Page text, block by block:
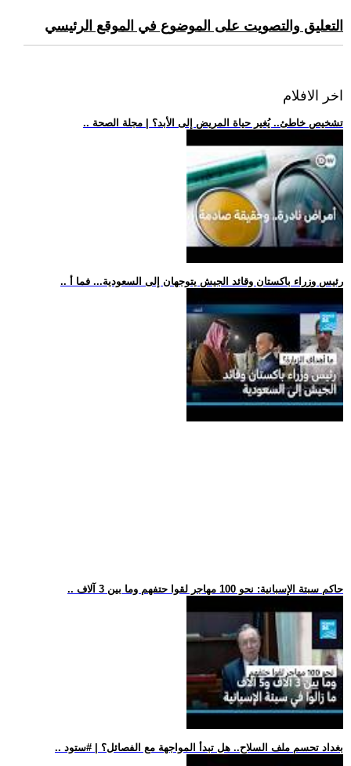
التعليق والتصويت على الموضوع في الموقع الرئيسي
اخر الافلام
.. تشخيص خاطئ.. يُغير حياة المريض إلى الأبد؟ | مجلة الصحة
.. رئيس وزراء باكستان وقائد الجيش يتوجهان إلى السعودية... فما أ
.. حاكم سبتة الإسبانية: نحو 100 مهاجر لقوا حتفهم وما بين 3 آلاف
.. بغداد تحسم ملف السلاح.. هل تبدأ المواجهة مع الفصائل؟ | #ستود